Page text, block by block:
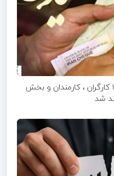
مبلغ و زمان واریز عیدی ۱۴۰۵ کارگران ، کارمندان و بخش
شد